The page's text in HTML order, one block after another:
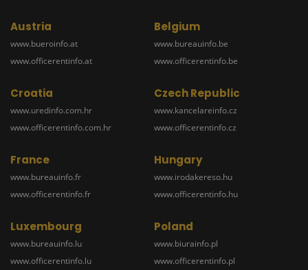
Austria
www.bueroinfo.at
www.officerentinfo.at
Belgium
www.bureauinfo.be
www.officerentinfo.be
Croatia
www.uredinfo.com.hr
www.officerentinfo.com.hr
Czech Republic
www.kancelareinfo.cz
www.officerentinfo.cz
France
www.bureauinfo.fr
www.officerentinfo.fr
Hungary
www.irodakereso.hu
www.officerentinfo.hu
Luxembourg
www.bureauinfo.lu
www.officerentinfo.lu
Poland
www.biurainfo.pl
www.officerentinfo.pl